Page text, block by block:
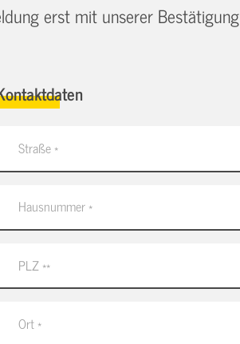
erst mit unserer Bestätigung